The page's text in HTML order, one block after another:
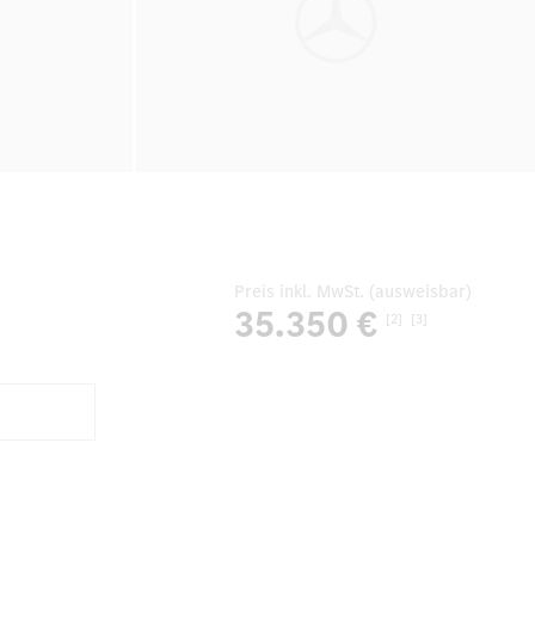
Preis inkl. MwSt. (ausweisbar)
35.350 € [2] [3]